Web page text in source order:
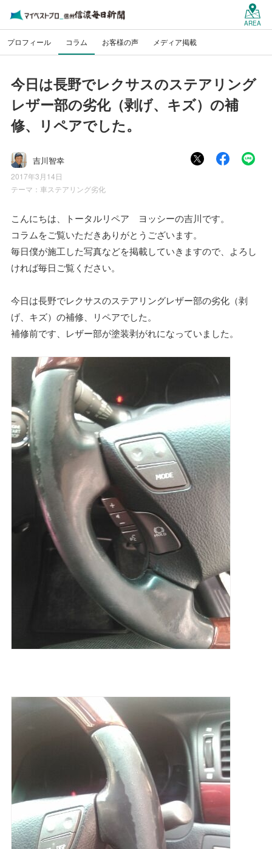
AREA
プロフィール コラム お客様の声 メディア掲載
今日は長野でレクサスのステアリング
レザー部の劣化（剥げ、キズ）の補
修、リペアでした。
吉川智幸
2017年3月14日
テーマ： 車ステアリング劣化
こんにちは、トータルリペア ヨッシーの吉川です。
コラムをご覧いただきありがとうございます。
毎日僕が施工した写真などを掲載していきますので、よろし
ければ毎日ご覧ください。
今日は長野でレクサスのステアリングレザー部の劣化（剥
げ、キズ）の補修、リペアでした。
補修前です、レザー部が塗装剥がれになっていました。